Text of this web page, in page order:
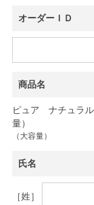
オーダーＩＤ
商品名
ピュア ナチュラ
量）
（大容量）
氏名
［姓］